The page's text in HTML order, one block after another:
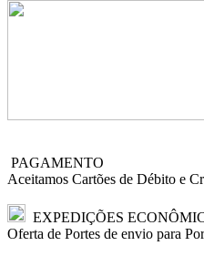
PAGAMENTO
Aceitamos Cartões de Débito e
EXPEDIÇÕES
Oferta de Portes de envio para